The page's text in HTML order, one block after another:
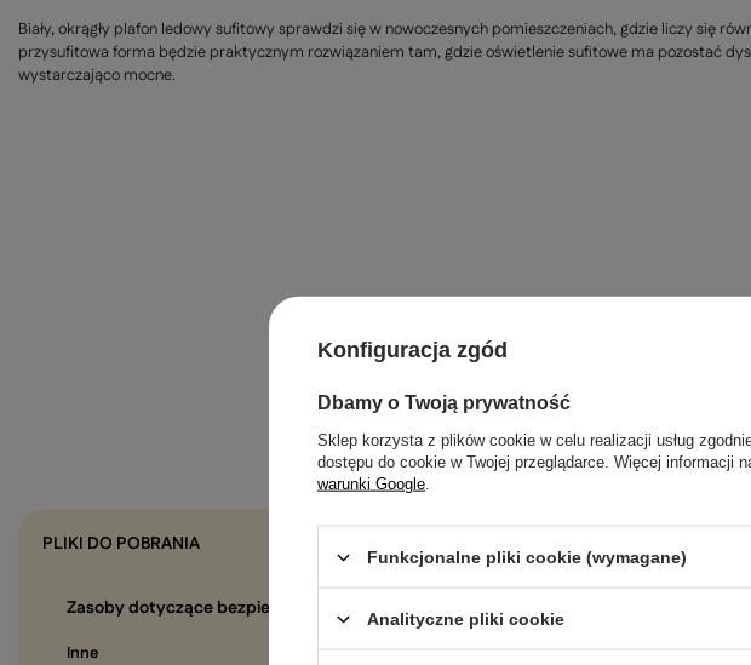
Biały, okrągły plafon ledowy sufitowy sprawdzi się w nowoczesnych pomieszczeniach, gdzie liczy się
przysufitowa forma będzie praktycznym rozwiązaniem tam, gdzie oświetlenie sufitowe ma pozostać
wystarczająco mocne.
PLIKI DO POBRANIA
Zasoby dotyczące bezpieczeństwa i produktów
Inne
Konfiguracja zgód
Dbamy o Twoją prywatność
Sklep korzysta z plików cookie w celu realizacji usług
dostępu do cookie w Twojej przeglądarce. Więcej informacji
warunki Google
Funkcjonalne pliki cookie (wymagane)
Analityczne pliki cookie